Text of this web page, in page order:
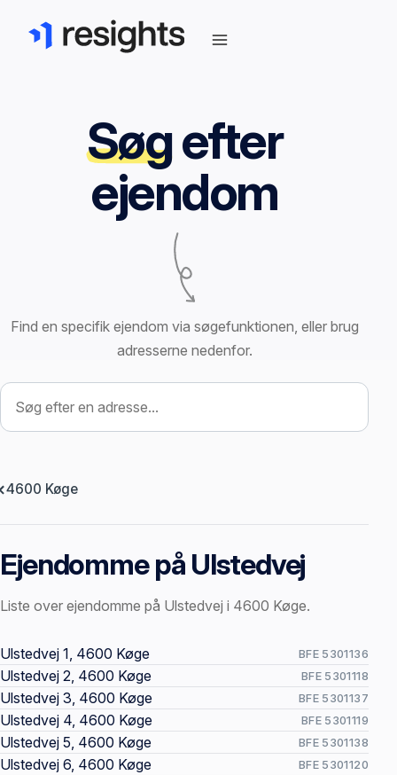
Søgefter
ejendom
Find en specifik ejendom via søgefunktionen, eller brug
adresserne nedenfor.
Søg efter ejendom
4600 Køge
Ejendomme på Ulstedvej
Liste over ejendomme på Ulstedvej i 4600 Køge.
Offentlige ejendomssider
Ulstedvej 1, 4600 Køge BFE 5301136
Ulstedvej 2, 4600 Køge BFE 5301118
Ulstedvej 3, 4600 Køge BFE 5301137
Ulstedvej 4, 4600 Køge BFE 5301119
Ulstedvej 5, 4600 Køge BFE 5301138
Ulstedvej 6, 4600 Køge BFE 5301120